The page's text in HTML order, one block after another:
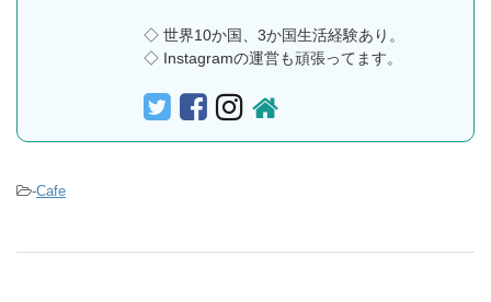
◇ 世界10か国、3か国生活経験あり。
◇ Instagramの運営も頑張ってます。
-Cafe